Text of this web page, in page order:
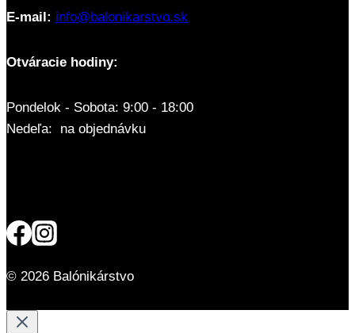
E-mail: info@balonikarstvo.sk
Otváracie hodiny:
Pondelok - Sobota: 9:00 - 18:00
Nedeľa: na objednávku
© 2026 Balónikárstvo